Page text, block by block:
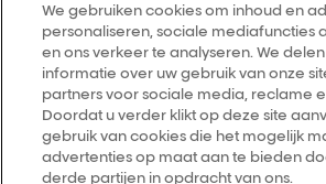
Plan du site
Conditions générales
Politique de confidentialité
A propos
Cookie Settings
We gebruiken cookies om inhoud en
personaliseren, sociale mediafuncties
en ons verkeer te analyseren. We
informatie over uw gebruik van onze
partners voor sociale media, reclame
Doordat u verder klikt op deze site
gebruik van cookies die het mogelijk
advertenties op maat aan te bieden
derde partijen in opdracht van ons.